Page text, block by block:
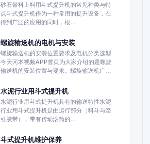
砂石骨料上料用斗式提升机的常见种类与特
点斗式提升机作为一种常用的提升设备，在
得到广泛的应用的同时，根...
螺旋输送机的电机与安装
螺旋输送机的安装位置要求及电机分类选型
今天冈本视频APP首页为大家介绍的是螺旋
输送机的安装位置与要求。螺旋输送机广...
水泥行业用斗式提升机
水泥行业用斗式提升机具有的输送特性水泥
行业用斗式提升机是由运行部分（料斗与牵
引胶带），带有传动滚筒的...
斗式提升机维护保养